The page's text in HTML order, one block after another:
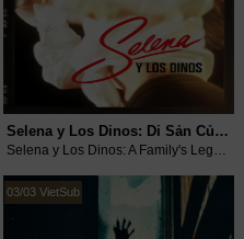
Selena y Los Dinos: Di Sản Của Một Gia Đình
Selena y Los Dinos: A Family's Legacy (2025)
03/03 VietSub